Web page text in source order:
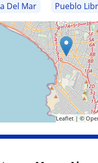
Del Mar
Pueblo
Leaflet| ©